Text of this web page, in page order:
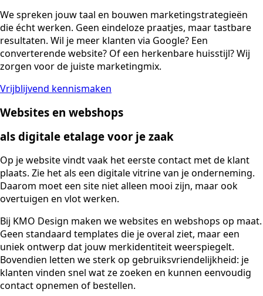
We spreken jouw taal en bouwen marketingstrategieën
die écht werken. Geen eindeloze praatjes, maar tastbare
resultaten. Wil je meer klanten via Google? Een
converterende website? Of een herkenbare huisstijl? Wij
zorgen voor de juiste marketingmix.
Vrijblijvend kennismaken
Websites en webshops
als digitale etalage voor je zaak
Op je website vindt vaak het eerste contact met de klant
plaats. Zie het als een digitale vitrine van je onderneming.
Daarom moet een site niet alleen mooi zijn, maar ook
overtuigen en vlot werken.
Bij KMO Design maken we websites en webshops op maat.
Geen standaard templates die je overal ziet, maar een
uniek ontwerp dat jouw merkidentiteit weerspiegelt.
Bovendien letten we sterk op gebruiksvriendelijkheid: je
klanten vinden snel wat ze zoeken en kunnen eenvoudig
contact opnemen of bestellen.